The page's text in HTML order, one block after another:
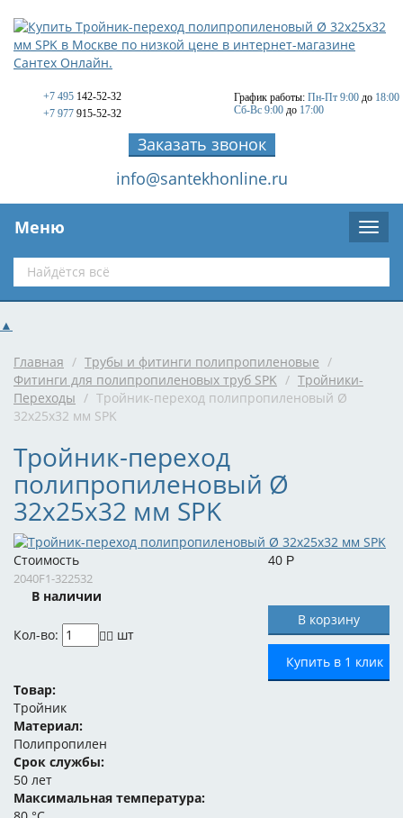
+7 495 142-52-32
+7 977 915-52-32
График работы: Пн-Пт 9:00 до 18:00
Сб-Вс 9:00 до 17:00
Заказать звонок
info@santekhonline.ru
Меню
▲
Главная / Трубы и фитинги полипропиленовые /
Фитинги для полипропиленовых труб SPK / Тройники-
Переходы / Тройник-переход полипропиленовый Ø
32x25x32 мм SPK
Тройник-переход
полипропиленовый Ø
32x25x32 мм SPK
Стоимость 40 Р
2040F1-322532
В наличии
Кол-во:
шт
Купить в 1 клик
Товар:
Тройник
Материал:
Полипропилен
Срок службы:
50 лет
Максимальная температура: